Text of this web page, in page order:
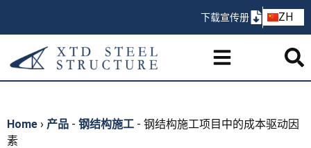
下载宣传册 ZH
PT
Home › 产品 - 钢结构施工 - 钢结构施工项目中的成本驱动因
素